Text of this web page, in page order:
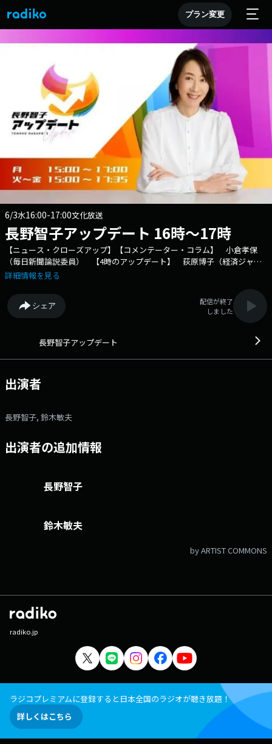
プラン変更
6/3水16:00-17:00文化放送
長野智子アップデート 16時～17時
【ニュース・クローズアップ】【コメンテーター・コラム】 小倉孝保
（毎日新聞論説委員） 【4時のアップデート】 荻原博子（経済ジャー
ナリスト） 番組「X」 アカウントは「@update_joqr」
番組メールフォーム： https://form.run/@joqr-up X（旧Twitter）ハ
ッシュタグは「#長野智子アップデート」 X（旧Twitter）ページは
「https://twitter.com/update_joqr」 月 15:00～17:00 火～金
ャーなど様々なジャンルのスペシャルストともにお送りするニュース情報
く！世の中の動きを知り、次の一歩を考える共創型ラジオです。 文
化放送公式X（旧Twitter）アカウントは「@joqrpr」 文化放送公式X（旧
は 「https://www.facebook.com/1134joqr」 文化放送公式LINEは
「@joqr_916」
詳細情報を見る
シェア
配信が終了
しました
長野智子アップデート
出演者
長野智子, 鈴木敏夫
出演者の追加情報
長野智子
鈴木敏夫
by ARTIST COMMONS
radiko.jp
ラジコプレミアムに登録すると日本全国のラジオが聴き放題！
詳しくはこちら